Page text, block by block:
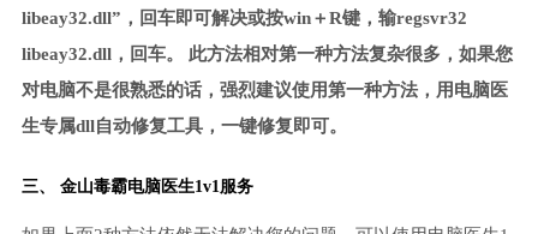
libeay32.dll”，回车即可解决或按win＋R键，输regsvr32
libeay32.dll，回车。 此方法相对第一种方法复杂很多，如果您
对电脑不是很熟悉的话，强烈建议使用第一种方法，用电脑医
生专属dll自动修复工具，一键修复即可。
三、 金山毒霸电脑医生1v1服务